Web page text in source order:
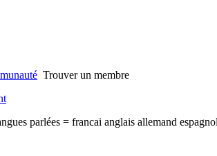
Trouver un membre
parlées = francai anglais allemand